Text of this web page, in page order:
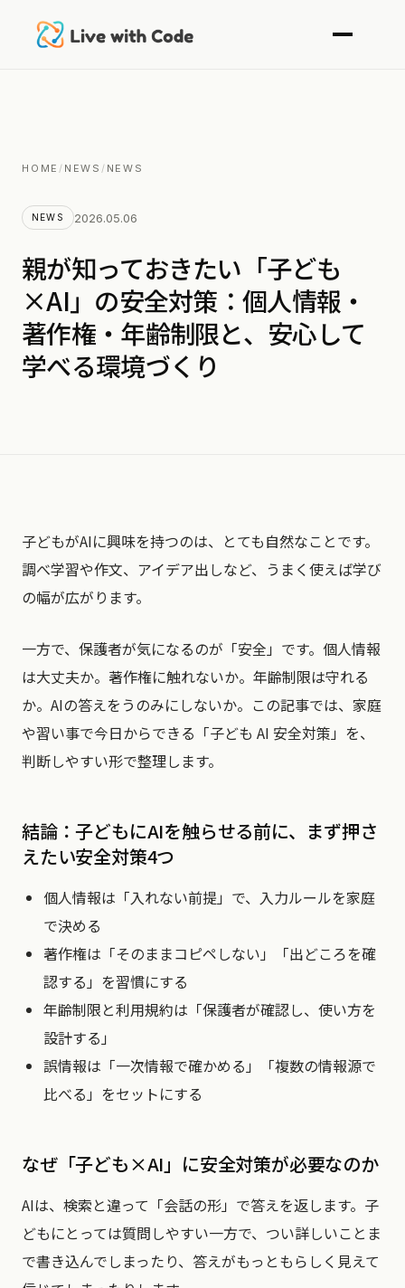
HOME / NEWS / NEWS
NEWS 2026.05.06
親が知っておきたい「子ども
×AI」の安全対策：個人情報・
著作権・年齢制限と、安心して
学べる環境づくり
子どもがAIに興味を持つのは、とても自然なことです。
調べ学習や作文、アイデア出しなど、うまく使えば学び
の幅が広がります。
一方で、保護者が気になるのが「安全」です。個人情報
は大丈夫か。著作権に触れないか。年齢制限は守れる
か。AIの答えをうのみにしないか。この記事では、家庭
や習い事で今日からできる「子ども AI 安全対策」を、
判断しやすい形で整理します。
結論：子どもにAIを触らせる前に、まず押さ
えたい安全対策4つ
個人情報は「入れない前提」で、入力ルールを家庭
で決める
著作権は「そのままコピペしない」「出どころを確
認する」を習慣にする
年齢制限と利用規約は「保護者が確認し、使い方を
設計する」
誤情報は「一次情報で確かめる」「複数の情報源で
比べる」をセットにする
なぜ「子ども×AI」に安全対策が必要なのか
AIは、検索と違って「会話の形」で答えを返します。子
どもにとっては質問しやすい一方で、つい詳しいことま
で書き込んでしまったり、答えがもっともらしく見えて